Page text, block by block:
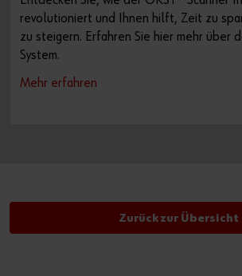
revolutioniert und Ihnen hilft, Zeit zu
zu steigern. Erfahren Sie hier mehr über
System.
Mehr erfahren
Zurück zur Übersicht